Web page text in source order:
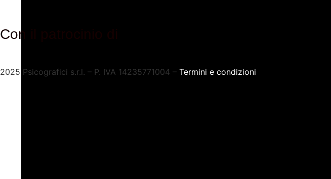
Con il patrocinio di
2025 Psicografici s.r.l. – P. IVA 14235771004 – Termini e condizioni